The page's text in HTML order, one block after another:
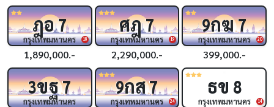
18
ฎอ7
กรุงเทพมหานคร
1,890,000.-
19
ศฎ7
กรุงเทพมหานคร
2,290,000.-
20
9กฆ7
กรุงเทพมหานคร
399,000.-
3ขฐ7
กรุงเทพมหานคร 24
9กส7
กรุงเทพมหานคร 14
ธข 8
กรุงเทพมหานคร